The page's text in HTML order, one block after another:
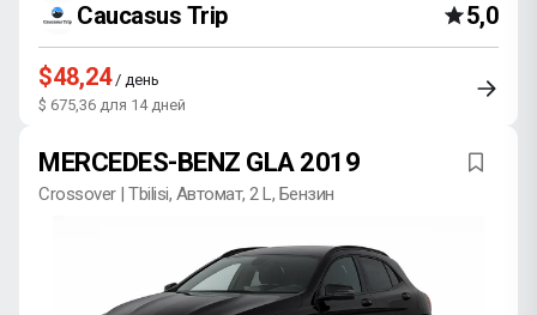
Caucasus Trip 5,0
$48,24/ день
$ 675,36 для 14 дней
MERCEDES-BENZ GLA 2019
Crossover | Tbilisi, Автомат, 2 L, Бензин